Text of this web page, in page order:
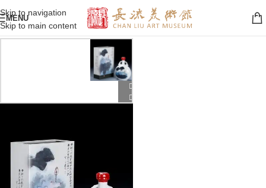
Skip to navigation
Skip to main content
MENU